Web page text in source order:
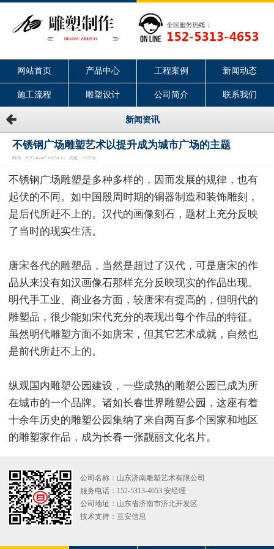
网站首页 产品中心 工程案例 新闻动态
施工流程 雕塑设计 公司简介 联系我们
新闻资讯
不锈钢广场雕塑艺术以提升成为城市广场的主题
时间：2023-04-07 08:54:11 浏览：1925次
不锈钢广场雕塑是多种多样的，因而发展的规律，也有
起伏的不同。如中国殷周时期的铜器制造和装饰雕刻，
是后代所赶不上的。汉代的画像刻石，题材上充分反映
了当时的现实生活。
唐宋各代的雕塑品，当然是超过了汉代，可是唐宋的作
品从来没有如汉画像石那样充分反映现实的作品出现。
明代手工业、商业各方面，较唐宋有提高的，但明代的
雕塑品，很少能如宋代充分的表现出每个作品的特征。
虽然明代雕塑方面不如唐宋，但其它艺术成就，自然也
是前代所赶不上的。
纵观国内雕塑公园建设，一些成熟的雕塑公园已成为所
在城市的一个品牌。诸如长春世界雕塑公园，这座有着
十余年历史的雕塑公园集纳了来自两百多个国家和地区
的雕塑家作品，成为长春一张靓丽文化名片。
公司名称：山东济南雕塑艺术有限公司
服务电话：152-5313-4653 安经理
公司地址：山东省济南市济北开发区
技术支持： 亘安信息